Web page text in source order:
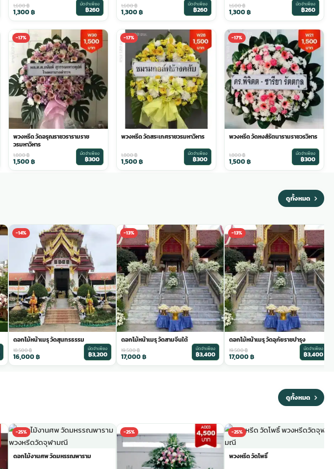
1,600฿
1,300฿
มัดจำเพียง
฿260 1,600฿
1,300฿
มัดจำเพียง
฿260 1,600฿
1,300฿
มัดจำเพียง
฿260
-17%
พวงหรีด วัดอรุณราชวรารามราช
วรมหาวิหาร
1,800฿
1,500฿
มัดจำเพียง
฿300
-17%
พวงหรีด วัดสระเกศราชวรมหาวิหาร
1,800฿
1,500฿
มัดจำเพียง
฿300
-17%
พวงหรีด วัดหงส์รัตนารามราชวรวิหาร
1,800฿
1,500฿
มัดจำเพียง
฿300
ดูทั้งหมด
-14%
ดอกไม้หน้าเมรุ วัดสุนทรธรรม
18,500฿
16,000฿
มัดจำเพียง
฿3,200
-13%
ดอกไม้หน้าเมรุ วัดสามจีนใต้
19,500฿
17,000฿
มัดจำเพียง
฿3,400
-13%
ดอกไม้หน้าเมรุ วัดอุภัยราชบำรุง
19,500฿
17,000฿
มัดจำเพียง
฿3,400
ดูทั้งหมด
-25%
ดอกไม้งานศพ วัดมหรรณพาราม
-25% -25%
พวงหรีด วัดโพธิ์